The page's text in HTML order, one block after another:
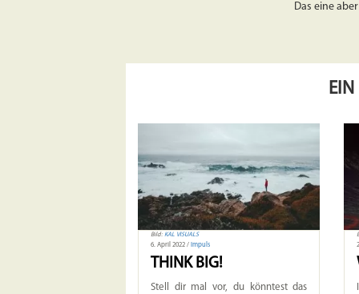
Das eine
EIN
Bild: KAL VISUALS
6. April 2022 /
Impuls
THINK BIG!
Stell dir mal vor, du könntest das